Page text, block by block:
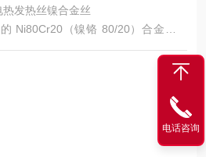
发热丝镍合金丝
Ni80Cr20（镍铬 80/20）合金发热
发热材料，以耐高温、高电阻率、抗
适配模具、热流道等中高温精密加热
电话咨询